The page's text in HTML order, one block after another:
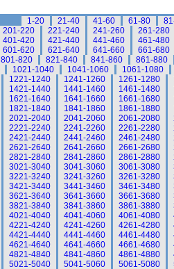
1-20 21-40 41-60 61-80
201-220
221-240 241-260 261-280
401-420
421-440 441-460 461-480
601-620
621-640 641-660 661-680
801-820
821-840 841-860 861-880
1021-1040 1041-1060 1061-1080
1221-1240 1241-1260 1261-1280
1421-1440 1441-1460 1461-1480
1621-1640 1641-1660 1661-1680
1821-1840 1841-1860 1861-1880
2021-2040 2041-2060 2061-2080
2221-2240 2241-2260 2261-2280
2421-2440 2441-2460 2461-2480
2621-2640 2641-2660 2661-2680
2821-2840 2841-2860 2861-2880
3021-3040 3041-3060 3061-3080
3221-3240 3241-3260 3261-3280
3421-3440 3441-3460 3461-3480
3621-3640 3641-3660 3661-3680
3821-3840 3841-3860 3861-3880
4021-4040 4041-4060 4061-4080
4221-4240 4241-4260 4261-4280
4421-4440 4441-4460 4461-4480
4621-4640 4641-4660 4661-4680
4821-4840 4841-4860 4861-4880
5021-5040 5041-5060 5061-5080